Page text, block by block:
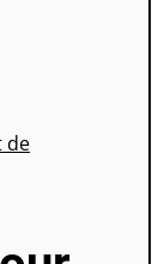
de